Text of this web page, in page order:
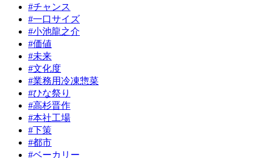
#チャンス
#一口サイズ
#小池龍之介
#価値
#未来
#文化度
#業務用冷凍惣菜
#ひな祭り
#高杉晋作
#本社工場
#下策
#都市
#ベーカリー